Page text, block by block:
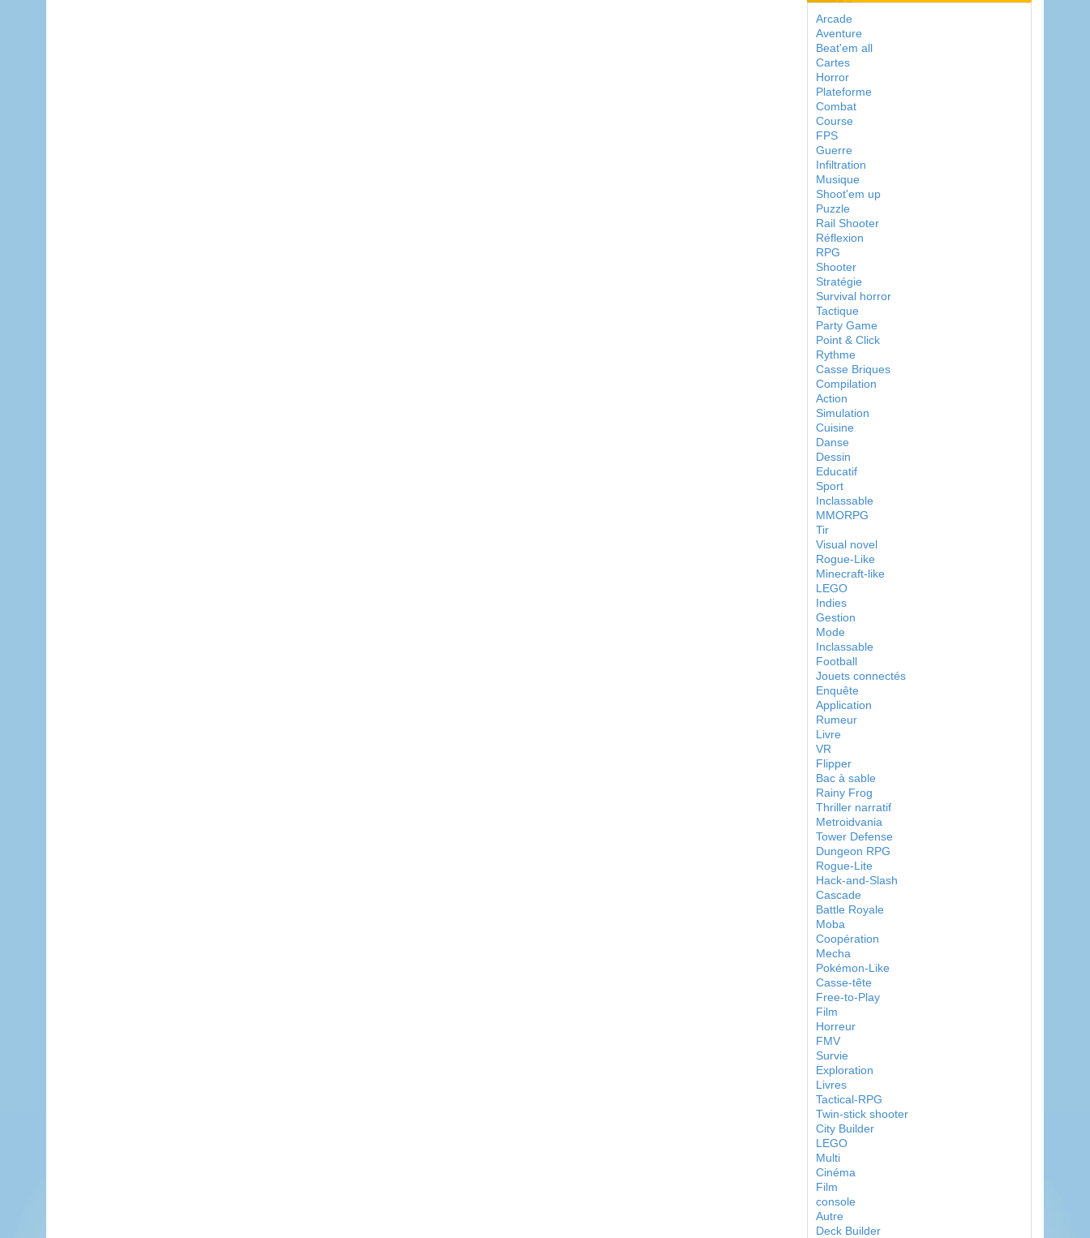
Arcade
Aventure
Beat'em all
Cartes
Horror
Plateforme
Combat
Course
FPS
Guerre
Infiltration
Musique
Shoot'em up
Puzzle
Rail Shooter
Réflexion
RPG
Shooter
Stratégie
Survival horror
Tactique
Party Game
Point & Click
Rythme
Casse Briques
Compilation
Action
Simulation
Cuisine
Danse
Dessin
Educatif
Sport
Inclassable
MMORPG
Tir
Visual novel
Rogue-Like
Minecraft-like
LEGO
Indies
Gestion
Mode
Inclassable
Football
Jouets connectés
Enquête
Application
Rumeur
Livre
VR
Flipper
Bac à sable
Rainy Frog
Thriller narratif
Metroidvania
Tower Defense
Dungeon RPG
Rogue-Lite
Hack-and-Slash
Cascade
Battle Royale
Moba
Coopération
Mecha
Pokémon-Like
Casse-tête
Free-to-Play
Film
Horreur
FMV
Survie
Exploration
Livres
Tactical-RPG
Twin-stick shooter
City Builder
LEGO
Multi
Cinéma
Film
console
Autre
Deck Builder